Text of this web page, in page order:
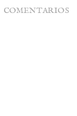
COMENTARIOS